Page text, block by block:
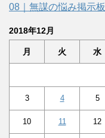
08｜無謀の悩み掲示板
2018年12月
月 火 水
3 4 5
10 11 12